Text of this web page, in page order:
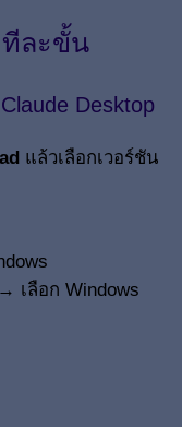
ทีละขั้น
Desktop
แล้วเลือกเวอร์ชัน
→ เลือก Windows